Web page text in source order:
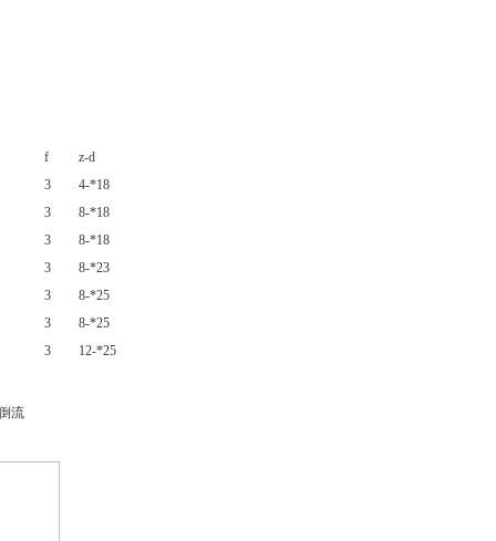
f
z-d
3
4-*18
3
8-*18
3
8-*18
3
8-*23
3
8-*25
3
8-*25
3
12-*25
流